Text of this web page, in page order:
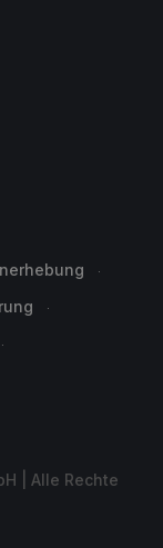
| Alle Rechte